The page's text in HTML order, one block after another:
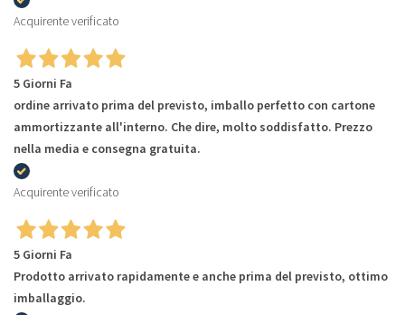
Acquirente verificato
5 Giorni Fa
ordine arrivato prima del previsto, imballo perfetto con cartone
ammortizzante all'interno. Che dire, molto soddisfatto. Prezzo
nella media e consegna gratuita.
Acquirente verificato
5 Giorni Fa
Prodotto arrivato rapidamente e anche prima del previsto, ottimo
imballaggio.